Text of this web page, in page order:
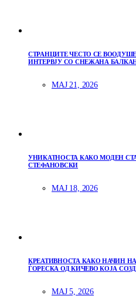
СТРАНЦИТЕ ЧЕСТО СЕ
ИНТЕРВЈУ СО СНЕЖАНА
МАЈ 21, 2026
УНИКАТНОСТА КАКО МОДЕН
СТЕФАНОВСКИ
МАЈ 18, 2026
КРЕАТИВНОСТА КАКО НАЧИН
ЃОРЕСКА ОД КИЧЕВО КОЈА
МАЈ 5, 2026